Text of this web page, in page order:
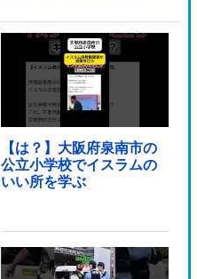
【は？】大阪府泉南市の
公立小学校でイスラムの
いい所を学ぶ